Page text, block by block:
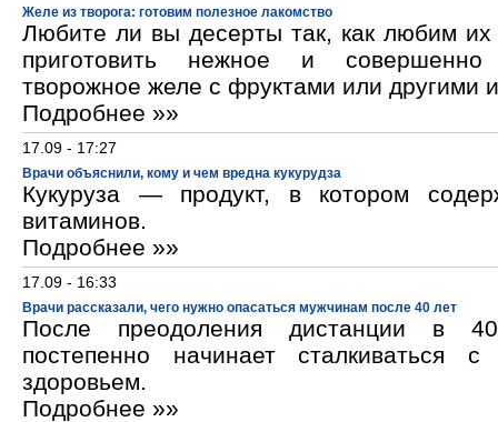
Желе из творога: готовим полезное лакомство
Любите ли вы десерты так, как любим
приготовить нежное и
творожное желе с фруктами или другими
Подробнее »»
17.09 - 17:27
Врачи объяснили, кому и чем вредна кукурудза
Кукуруза — продукт, в котором
витаминов.
Подробнее »»
17.09 - 16:33
Врачи рассказали, чего нужно опасаться мужчинам после 40 лет
После преодоления дистанции в
постепенно начинает сталкиваться
здоровьем.
Подробнее »»